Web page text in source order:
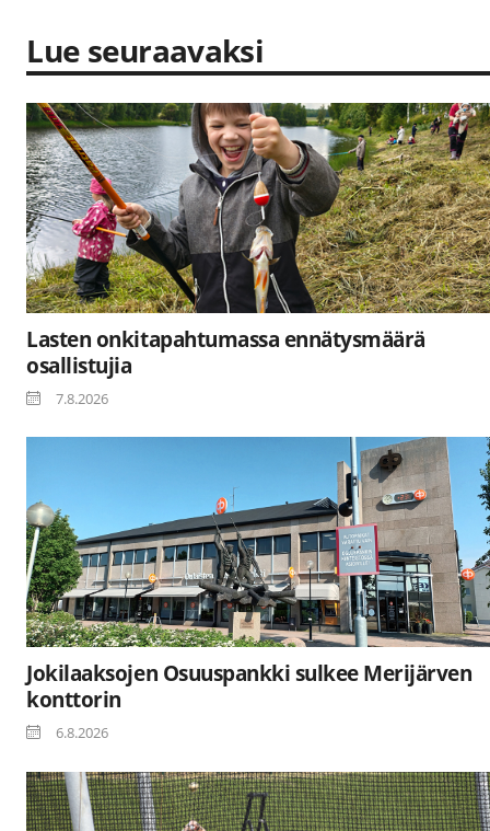
Lue seuraavaksi
Lasten onkitapahtumassa ennätysmäärä
osallistujia
7.8.2026
Jokilaaksojen Osuuspankki sulkee Merijärven
konttorin
6.8.2026